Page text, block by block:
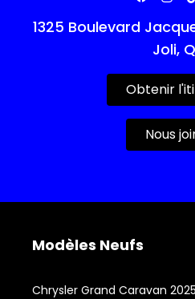
1325 Boulevard
Joli,
Obtenir
Nous
Modèles Neufs
Chrysler Grand Caravan